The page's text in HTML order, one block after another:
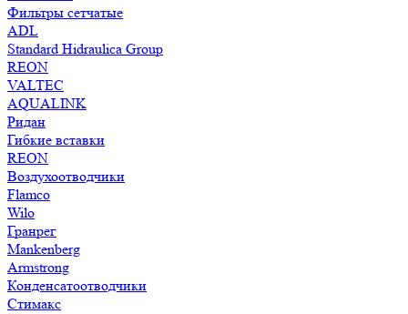
Фильтры сетчатые
ADL
Standard Hidraulica Group
REON
VALTEC
AQUALINK
Ридан
Гибкие вставки
REON
Воздухоотводчики
Flamco
Wilo
Гранрег
Mankenberg
Armstrong
Конденсатоотводчики
Стимакс